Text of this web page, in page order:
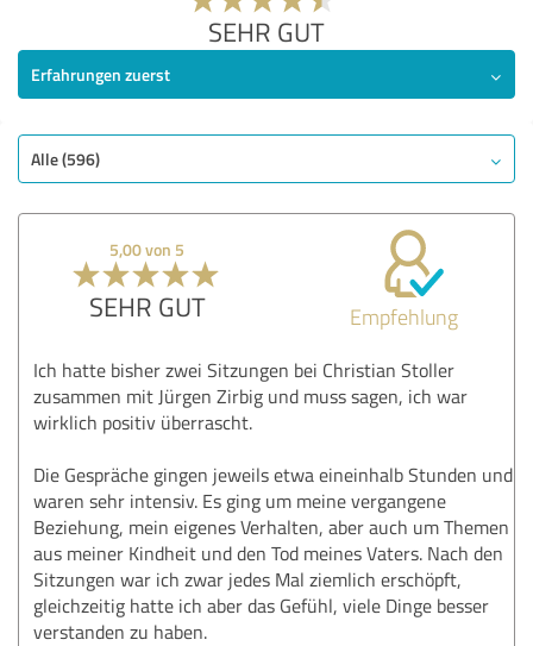
SEHR GUT
Erfahrungen zuerst
Alle (596)
5,00 von 5
SEHR GUT Empfehlung
Ich hatte bisher zwei Sitzungen bei Christian Stoller
zusammen mit Jürgen Zirbig und muss sagen, ich war
wirklich positiv überrascht.
Die Gespräche gingen jeweils etwa eineinhalb Stunden und
waren sehr intensiv. Es ging um meine vergangene
Beziehung, mein eigenes Verhalten, aber auch um Themen
aus meiner Kindheit und den Tod meines Vaters. Nach den
Sitzungen war ich zwar jedes Mal ziemlich erschöpft,
gleichzeitig hatte ich aber das Gefühl, viele Dinge besser
verstanden zu haben.